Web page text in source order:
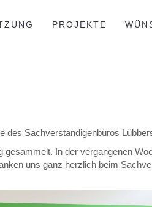
PROJEKTE
des Sachverständigenbüros
In der vergangenen
uns ganz herzlich beim